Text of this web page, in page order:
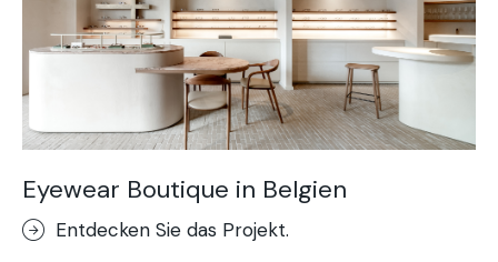
Eyewear Boutique in Belgien
Entdecken Sie das Projekt.